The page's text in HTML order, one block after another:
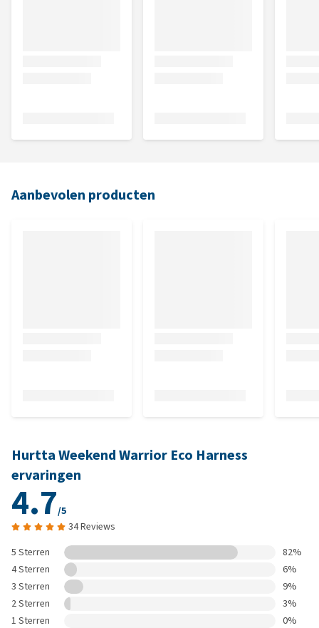
Aanbevolen producten
Hurtta Weekend Warrior Eco Harness
ervaringen
4.7/5
34 Reviews
5 Sterren
82%
4 Sterren
6%
3 Sterren
9%
2 Sterren
3%
1 Sterren
0%